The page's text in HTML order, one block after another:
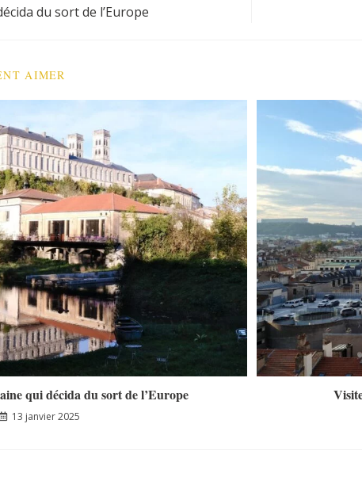
du sort de l’Europe
AIMER
qui décida du sort de l’Europe
13 janvier 2025